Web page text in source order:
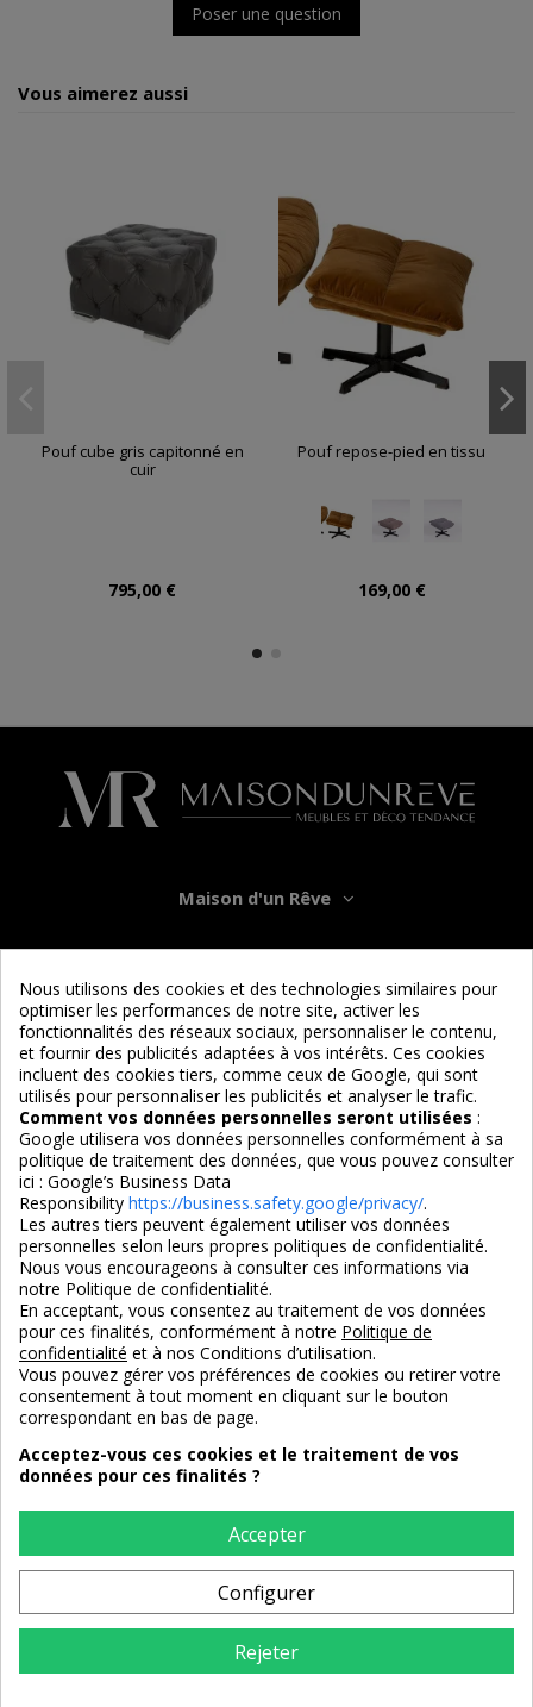
Poser une question
Vous aimerez aussi
Pouf cube gris capitonné en
cuir
795,00 €
Pouf repose-pied en tissu
169,00 €
Maison d'un Rêve
Informations
Services
Nous suivre
4,7/5
3X SANS FRAIS
100% sécurisé
PAIEMENT 100% SÉCURISÉ
par CB / Amex / Virement
LIVRAISON 12/18 JOURS
depuis 2008
RETOURS
sous 14 jours
Nous utilisons des cookies et des technologies similaires pour
optimiser les performances de notre site, activer les
fonctionnalités des réseaux sociaux, personnaliser le contenu,
et fournir des publicités adaptées à vos intérêts. Ces cookies
incluent des cookies tiers, comme ceux de Google, qui sont
utilisés pour personnaliser les publicités et analyser le trafic.
Comment vos données personnelles seront utilisées :
Google utilisera vos données personnelles conformément à sa
politique de traitement des données, que vous pouvez consulter
ici : Google’s Business Data
Responsibility https://business.safety.google/privacy/.
Les autres tiers peuvent également utiliser vos données
personnelles selon leurs propres politiques de confidentialité.
Nous vous encourageons à consulter ces informations via
notre Politique de confidentialité.
En acceptant, vous consentez au traitement de vos données
pour ces finalités, conformément à notre Politique de
confidentialité et à nos Conditions d’utilisation.
Vous pouvez gérer vos préférences de cookies ou retirer votre
consentement à tout moment en cliquant sur le bouton
correspondant en bas de page.
Acceptez-vous ces cookies et le traitement de vos
données pour ces finalités ?
Accepter
Configurer
Rejeter